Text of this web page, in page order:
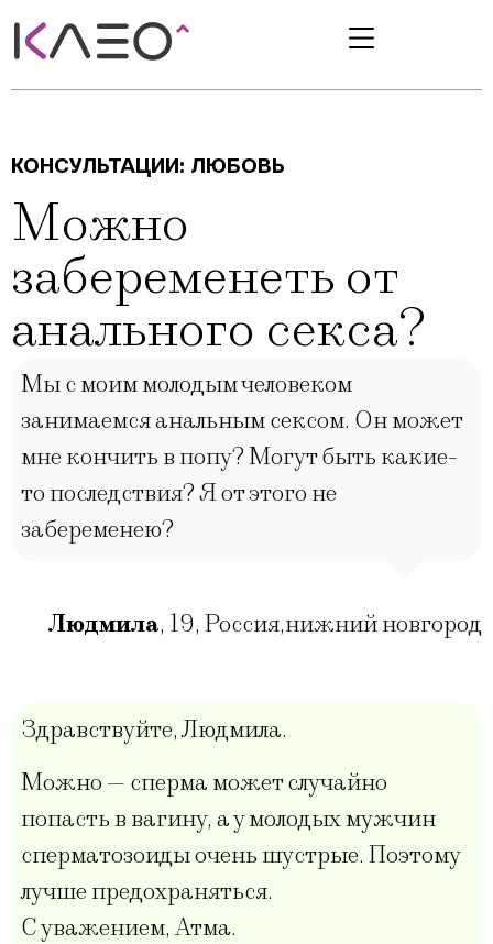
КОНСУЛЬТАЦИИ: ЛЮБОВЬ
Можно
забеременеть от
анального секса?
Мы с моим молодым человеком
занимаемся анальным сексом. Он может
мне кончить в попу? Могут быть какие-
то последствия? Я от этого не
забеременею?
Людмила, 19, Россия,нижний новгород
Здравствуйте, Людмила.
Можно — сперма может случайно
попасть в вагину, а у молодых мужчин
сперматозоиды очень шустрые. Поэтому
лучше предохраняться.
С уважением, Атма.